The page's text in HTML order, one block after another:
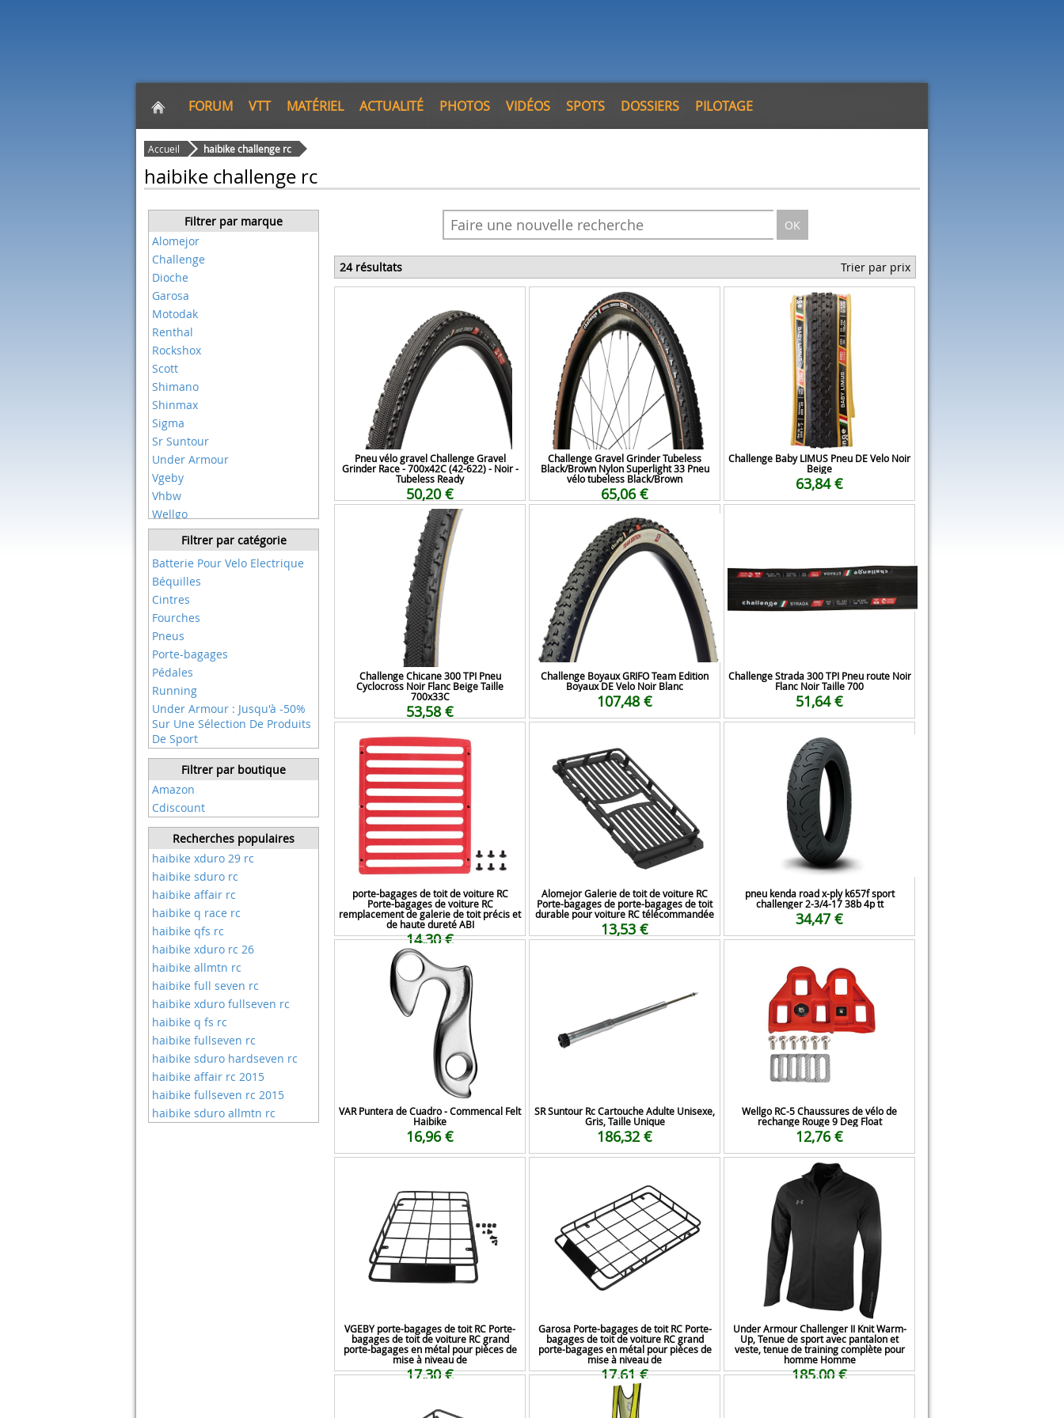
FORUM VTT MATÉRIEL ACTUALITÉ PHOTOS VIDÉOS SPOTS DOSSIERS PILOTAGE
Accueil haibike challenge rc
haibike challenge rc
Filtrer par marque
Alomejor
Challenge
Dioche
Garosa
Motodak
Renthal
Rockshox
Scott
Shimano
Shinmax
Sigma
Sr Suntour
Under Armour
Vgeby
Vhbw
Wellgo
Filtrer par catégorie
Batterie Pour Velo Electrique
Béquilles
Cintres
Fourches
Pneus
Porte-bagages
Pédales
Running
Under Armour : Jusqu'à -50%
Sur Une Sélection De Produits
De Sport
Filtrer par boutique
Amazon
Cdiscount
Recherches populaires
haibike xduro 29 rc
haibike sduro rc
haibike affair rc
haibike q race rc
haibike qfs rc
haibike xduro rc 26
haibike allmtn rc
haibike full seven rc
haibike xduro fullseven rc
haibike q fs rc
haibike fullseven rc
haibike sduro hardseven rc
haibike affair rc 2015
haibike fullseven rc 2015
haibike sduro allmtn rc
OK
24 résultats Trier par prix
Pneu vélo gravel Challenge Gravel
Grinder Race - 700x42C (42-622) - Noir -
Tubeless Ready
50,20 €
Challenge Gravel Grinder Tubeless
Black/Brown Nylon Superlight 33 Pneu
vélo tubeless Black/Brown
65,06 €
Challenge Baby LIMUS Pneu DE Velo Noir
Beige
63,84 €
Challenge Chicane 300 TPI Pneu
Cyclocross Noir Flanc Beige Taille
700x33C
53,58 €
Challenge Boyaux GRIFO Team Edition
Boyaux DE Velo Noir Blanc
107,48 €
Challenge Strada 300 TPI Pneu route Noir
Flanc Noir Taille 700
51,64 €
porte-bagages de toit de voiture RC
Porte-bagages de voiture RC
remplacement de galerie de toit précis et
de haute dureté ABI
14,30 €
Alomejor Galerie de toit de voiture RC
Porte-bagages de porte-bagages de toit
durable pour voiture RC télécommandée
13,53 €
pneu kenda road x-ply k657f sport
challenger 2-3/4-17 38b 4p tt
34,47 €
VAR Puntera de Cuadro - Commencal Felt
Haibike
16,96 €
SR Suntour Rc Cartouche Adulte Unisexe,
Gris, Taille Unique
186,32 €
Wellgo RC-5 Chaussures de vélo de
rechange Rouge 9 Deg Float
12,76 €
VGEBY porte-bagages de toit RC Porte-
bagages de toit de voiture RC grand
porte-bagages en métal pour pièces de
mise à niveau de
17,30 €
Garosa Porte-bagages de toit RC Porte-
bagages de toit de voiture RC grand
porte-bagages en métal pour pièces de
mise à niveau de
17,61 €
Under Armour Challenger II Knit Warm-
Up, Tenue de sport avec pantalon et
veste, tenue de training complète pour
homme Homme
185,00 €